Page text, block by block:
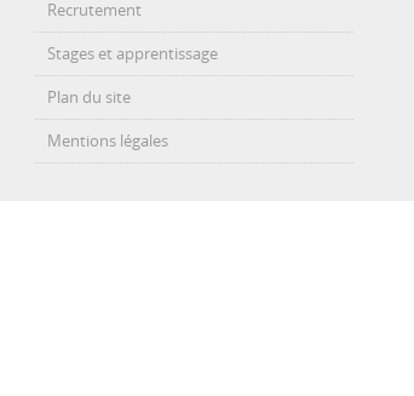
Recrutement
Stages et apprentissage
Plan du site
Mentions légales